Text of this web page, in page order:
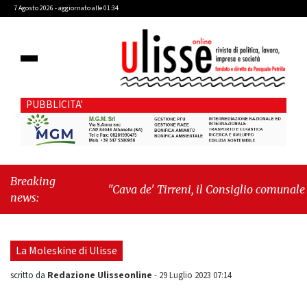
7 Agosto 2026 - aggiornato alle 01:34
PUBBLICITA'
Breaking
news:
"Cava de' Tirreni, il Consiglio comunale
Mare, giornata storica: la ceramica ammessa
alla fase europea per l’IGP"
La Moleskine di Ulisse
scritto da Redazione Ulisseonline - 29 Luglio 2023 07:14